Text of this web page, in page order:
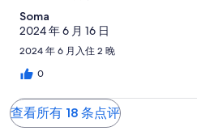
Soma
2024 年 6 月 16 日
2024 年 6 月入住 2 晚
0
查看所有 18 条点评